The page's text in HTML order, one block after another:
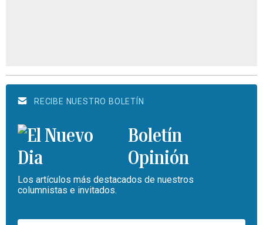
RECIBE NUESTRO BOLETÍN
Boletín
Opinión
Los artículos más destacados de nuestros
columnistas e invitados.